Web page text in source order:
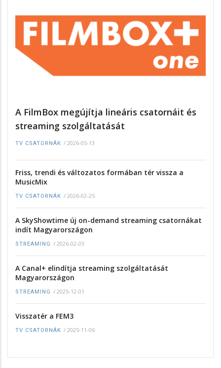
A FilmBox megújítja lineáris csatornáit és
streaming szolgáltatását
TV CSATORNÁK / 2026-05-13
Friss, trendi és változatos formában tér vissza a
MusicMix
TV CSATORNÁK / 2026-02-25
A SkyShowtime új on-demand streaming csatornákat
indít Magyarországon
STREAMING / 2026-02-03
A Canal+ elindítja streaming szolgáltatását
Magyarországon
STREAMING / 2025-12-01
Visszatér a FEM3
TV CSATORNÁK / 2025-11-06